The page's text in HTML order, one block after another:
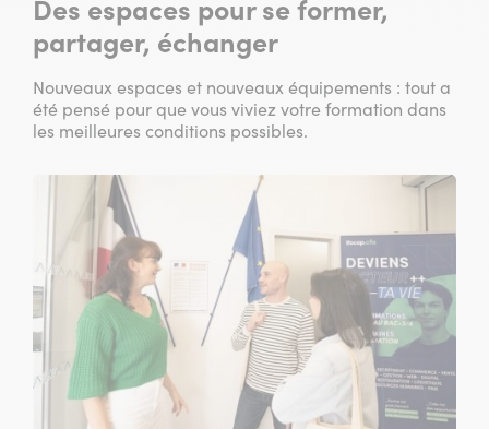
Des espaces pour se former,
partager, échanger
Nouveaux espaces et nouveaux équipements : tout a
été pensé pour que vous viviez votre formation dans
les meilleures conditions possibles.